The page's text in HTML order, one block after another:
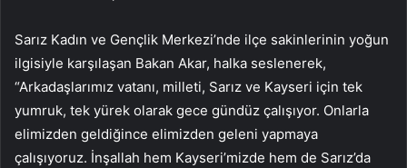
Sarız Kadın ve Gençlik Merkezi’nde ilçe sakinlerinin yoğun
ilgisiyle karşılaşan Bakan Akar, halka seslenerek,
“Arkadaşlarımız vatanı, milleti, Sarız ve Kayseri için tek
yumruk, tek yürek olarak gece gündüz çalışıyor. Onlarla
elimizden geldiğince elimizden geleni yapmaya
çalışıyoruz. İnşallah hem Kayseri’mizde hem de Sarız’da